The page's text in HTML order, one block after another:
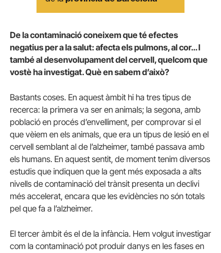
De la contaminació coneixem que té efectes
negatius per a la salut: afecta els pulmons, al cor… I
també al desenvolupament del cervell, quelcom que
vostè ha investigat. Què en sabem d’això?
Bastants coses. En aquest àmbit hi ha tres tipus de
recerca: la primera va ser en animals; la segona, amb
població en procés d’envelliment, per comprovar si el
que vèiem en els animals, que era un tipus de lesió en el
cervell semblant al de l’alzheimer, també passava amb
els humans. En aquest sentit, de moment tenim diversos
estudis que indiquen que la gent més exposada a alts
nivells de contaminació del trànsit presenta un declivi
més accelerat, encara que les evidències no són totals
pel que fa a l’alzheimer.
El tercer àmbit és el de la infància. Hem volgut investigar
com la contaminació pot produir danys en les fases en